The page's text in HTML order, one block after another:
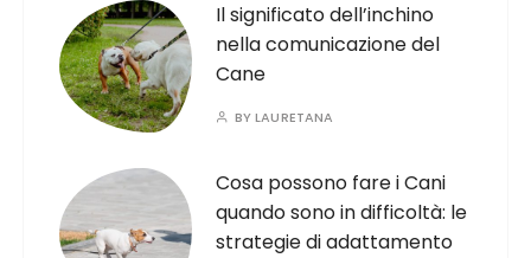
Il significato dell’inchino
nella comunicazione del
Cane
BYLAURETANA
Cosa possono fare i Cani
quando sono in difficoltà: le
strategie di adattamento